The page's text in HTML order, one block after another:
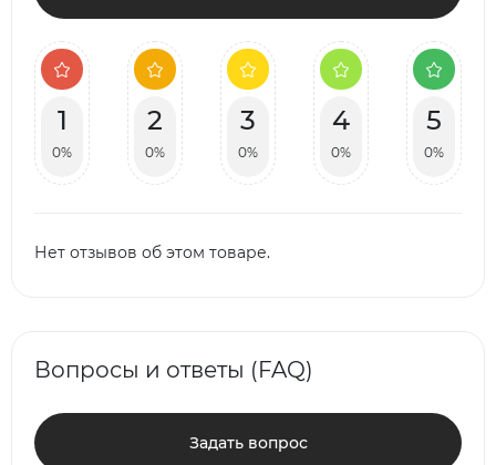
1
0%
2
0%
3
0%
4
0%
5
0%
Нет отзывов об этом товаре.
Вопросы и ответы (FAQ)
Задать вопрос